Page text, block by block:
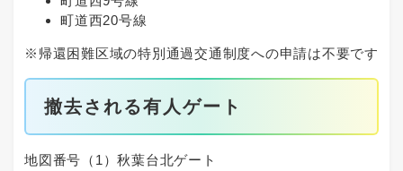
町道西20号線
※帰還困難区域の特別通過交通制度への申請は不要です
撤去される有人ゲート
地図番号（1）秋葉台北ゲート